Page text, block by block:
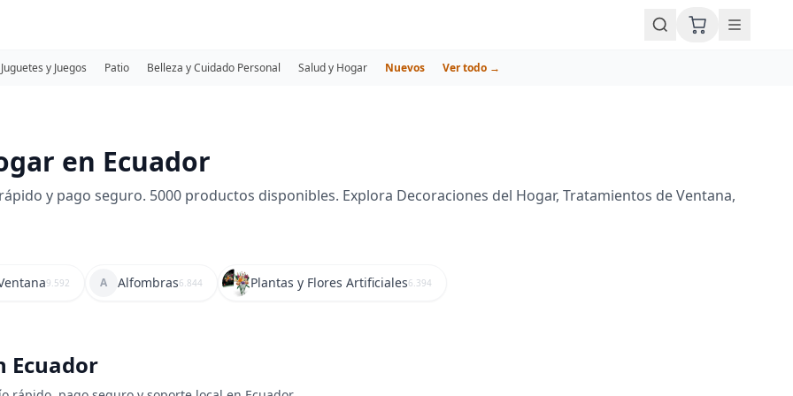
Juguetes y Juegos Patio Belleza y Cuidado Personal Salud y Hogar Nuevos Ver todo →
en Ecuador
y pago seguro. 5000 productos disponibles. Explora Decoraciones del Hogar, Tratamientos de Ventana,
9.592 A Alfombras6.844 Plantas y Flores Artificiales6.394
Ecuador